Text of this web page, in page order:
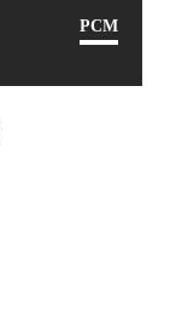
PCM